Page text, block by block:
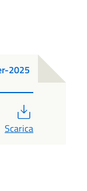
2025
Scarica